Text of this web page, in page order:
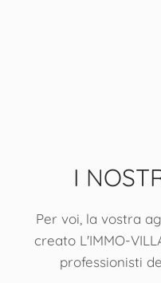
I
Per voi, la vostra
creato L'IMMO-
professionisti